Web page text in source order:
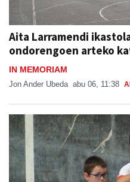
Aita Larramendi
ondorengoen arteko
IN MEMORIAM
Jon Ander Ubeda abu 06, 11:38